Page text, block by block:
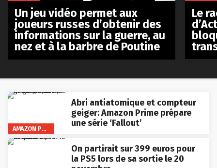
AMAZON PRIME VIDEO
Abri antiatomique et compteur
geiger: Amazon Prime prépare
une série ‘Fallout’
On partirait sur 399 euros pour
la PS5 lors de sa sortie le 20
Un jeu vidéo permet aux
joueurs russes d’obtenir des
informations sur la guerre, au
nez et à la barbre de Poutine
Le